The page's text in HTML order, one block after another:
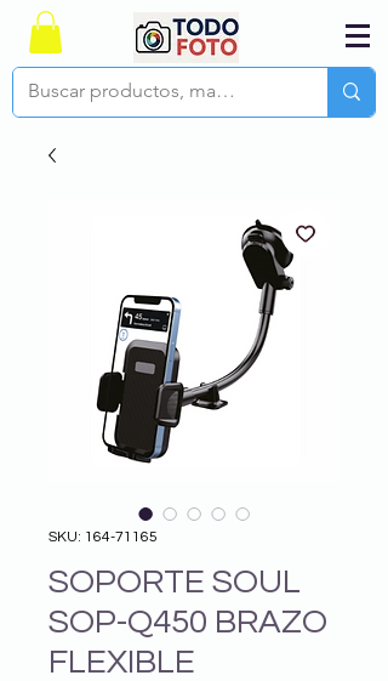
SKU: 164-71165
SOPORTE SOUL
SOP-Q450 BRAZO
FLEXIBLE